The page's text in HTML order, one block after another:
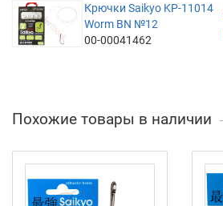
Крючки Saikyo KP-11014
Worm BN №12
00-00041462
Похожие товары в наличии